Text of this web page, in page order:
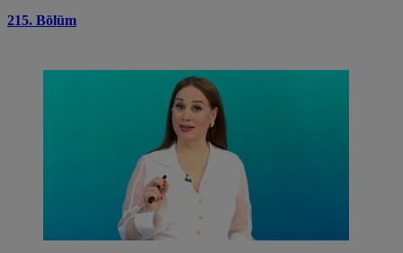
215. Bölüm